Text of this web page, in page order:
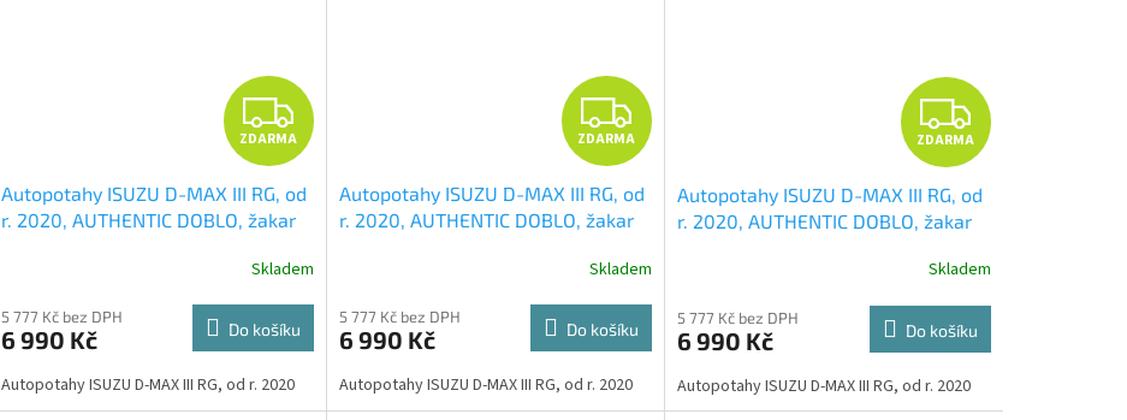
Z
D
A
R
M
A
ZDARMA
Autopotahy ISUZU D-MAX III RG, od
r. 2020, AUTHENTIC DOBLO, žakar
úklid Smart Microfiber zdarma vSkladem
5 777 Kč bez DPH
6 990 Kč Do košíku
Autopotahy ISUZU D-MAX III RG, od r. 2020
Z
D
A
R
M
A
ZDARMA
Autopotahy ISUZU D-MAX III RG, od
r. 2020, AUTHENTIC DOBLO, žakar
úklid Smart Microfiber zdarma vSkladem
5 777 Kč bez DPH
6 990 Kč Do košíku
Autopotahy ISUZU D-MAX III RG, od r. 2020
Z
D
A
R
M
A
ZDARMA
Autopotahy ISUZU D-MAX III RG, od
r. 2020, AUTHENTIC DOBLO, žakar
úklid Smart Microfiber zdarma vSkladem
5 777 Kč bez DPH
6 990 Kč Do košíku
Autopotahy ISUZU D-MAX III RG, od r. 2020